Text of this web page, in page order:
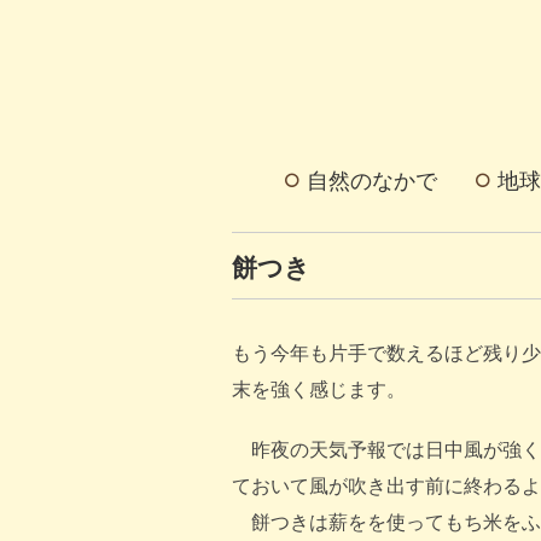
自然のなかで 地
餅つき
もう今年も片手で数えるほど残り
末を強く感じます。
昨夜の天気予報では日中風が強
ておいて風が吹き出す前に終わる
餅つきは薪をを使ってもち米を